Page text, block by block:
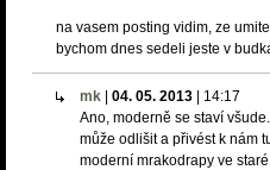
na vasem posting vidim, ze
bychom dnes sedeli jeste v
mk 04. 05. 2013 14:17
Ano, moderně se staví
může odlišit a přivést k nám
moderní mrakodrapy ve